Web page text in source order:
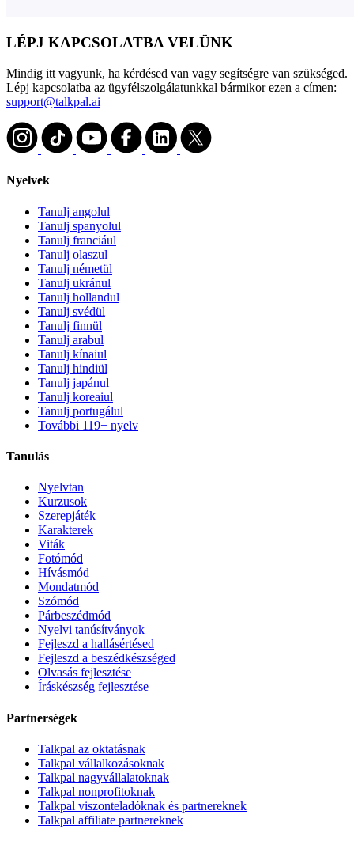
LÉPJ KAPCSOLATBA VELÜNK
Mindig itt vagyunk, ha kérdésed van vagy segítségre van szükséged.
Lépj kapcsolatba az ügyfélszolgálatunkkal bármikor ezen a címen:
support@talkpal.ai
Nyelvek
Tanulj angolul
Tanulj spanyolul
Tanulj franciául
Tanulj olaszul
Tanulj németül
Tanulj ukránul
Tanulj hollandul
Tanulj svédül
Tanulj finnül
Tanulj arabul
Tanulj kínaiul
Tanulj hindiül
Tanulj japánul
Tanulj koreaiul
Tanulj portugálul
További 119+ nyelv
Tanulás
Nyelvtan
Kurzusok
Szerepjáték
Karakterek
Viták
Fotómód
Hívásmód
Mondatmód
Szómód
Párbeszédmód
Nyelvi tanúsítványok
Fejleszd a hallásértésed
Fejleszd a beszédkészséged
Olvasás fejlesztése
Íráskészség fejlesztése
Partnerségek
Talkpal az oktatásnak
Talkpal vállalkozásoknak
Talkpal nagyvállalatoknak
Talkpal nonprofitoknak
Talkpal viszonteladóknak és partnereknek
Talkpal affiliate partnereknek